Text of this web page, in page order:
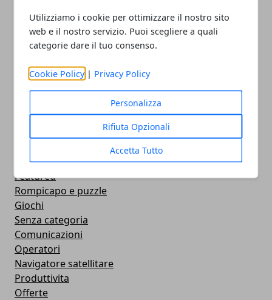
Utilizziamo i cookie per ottimizzare il nostro sito
web e il nostro servizio. Puoi scegliere a quali
categorie dare il tuo consenso.
Cookie Policy | Privacy Policy
Personalizza
Rifiuta Opzionali
Accetta Tutto
Guide
Approfondimenti
Intrattenimento
Confronto
Concorrenza
Cellulari e Smartphone
Immagini e GIF Buongiorno per Whatsapp
Contapassi e Calorie
Featured
Rompicapo e puzzle
Giochi
Senza categoria
Comunicazioni
Operatori
Navigatore satellitare
Produttivita
Offerte